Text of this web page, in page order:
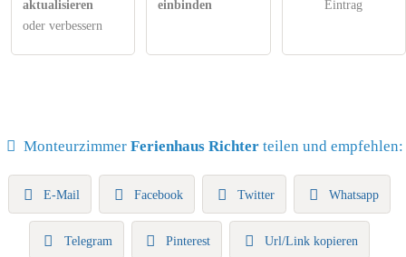
aktualisieren
oder verbessern
einbinden
Eintrag
Monteurzimmer Ferienhaus Richterteilen und empfehlen:
E-Mail Facebook Twitter Whatsapp
Telegram Pinterest Url/Link kopieren